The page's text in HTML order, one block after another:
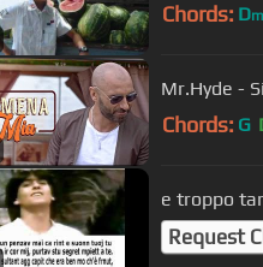
Chords: Dm
Mr.Hyde -
Chords: G
e troppo
Request